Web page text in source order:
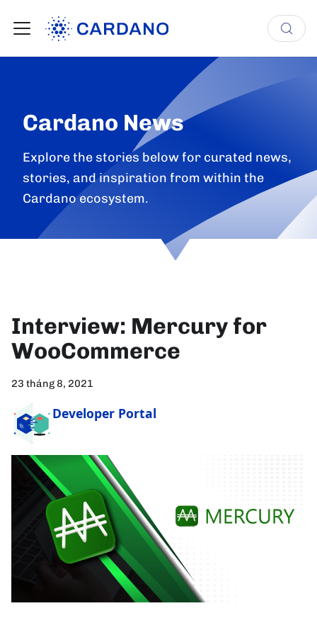
Cardano News
Explore the stories below for curated news,
stories, and inspiration from within the
Cardano ecosystem.
Interview: Mercury for
WooCommerce
23 tháng 8, 2021
Developer Portal